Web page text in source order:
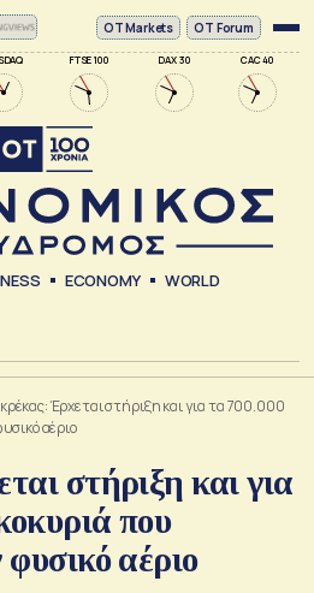
FTSE 100 DAX 30 CAC 40
ΟΤ Markets OT Forum
ECONOMY WORLD
Έρχεται στήριξη και για τα 700.000
αέριο
στήριξη και για
που
αέριο